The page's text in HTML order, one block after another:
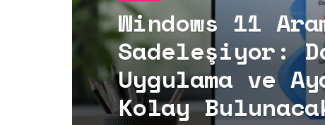
Windows 11
Sadeleşiyor:
Uygulama ve
Kolay